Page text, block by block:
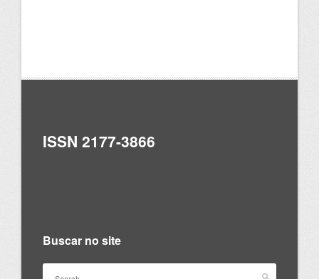
ISSN 2177-3866
Buscar no site